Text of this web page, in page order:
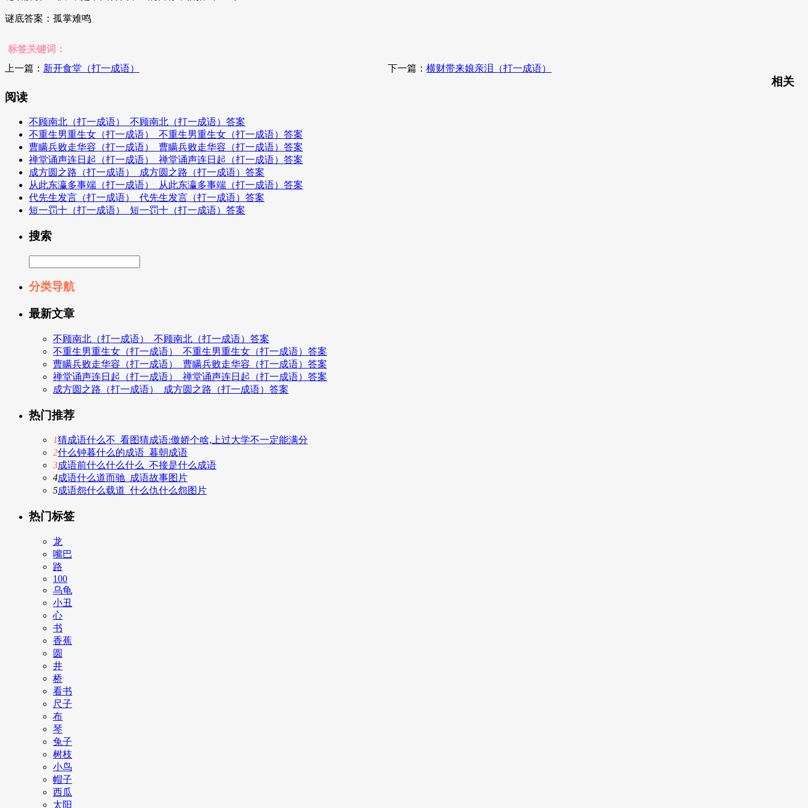
谜底答案：孤掌难鸣
标签关键词：
上一篇： 新开食堂（打一成语） 下一篇：横财带来娘亲泪（打一成语）
相关
阅读
不顾南北（打一成语）_不顾南北（打一成语）答案
不重生男重生女（打一成语）_不重生男重生女（打一成语）答案
曹瞒兵败走华容（打一成语）_曹瞒兵败走华容（打一成语）答案
禅堂诵声连日起（打一成语）_禅堂诵声连日起（打一成语）答案
成方圆之路（打一成语）_成方圆之路（打一成语）答案
从此东瀛多事端（打一成语）_从此东瀛多事端（打一成语）答案
代先生发言（打一成语）_代先生发言（打一成语）答案
短一罚十（打一成语）_短一罚十（打一成语）答案
搜索
分类导航
最新文章
不顾南北（打一成语）_不顾南北（打一成语）答案
不重生男重生女（打一成语）_不重生男重生女（打一成语）答案
曹瞒兵败走华容（打一成语）_曹瞒兵败走华容（打一成语）答案
禅堂诵声连日起（打一成语）_禅堂诵声连日起（打一成语）答案
成方圆之路（打一成语）_成方圆之路（打一成语）答案
热门推荐
1猜成语什么不_看图猜成语:傲娇个啥,上过大学不一定能满分
2什么钟暮什么的成语_暮朝成语
3成语前什么什么什么_不接是什么成语
4成语什么道而驰_成语故事图片
5成语怨什么载道_什么仇什么怨图片
热门标签
龙
嘴巴
路
100
乌龟
小丑
心
书
香蕉
圆
井
桥
看书
尺子
布
琴
兔子
树枝
小鸟
帽子
西瓜
太阳